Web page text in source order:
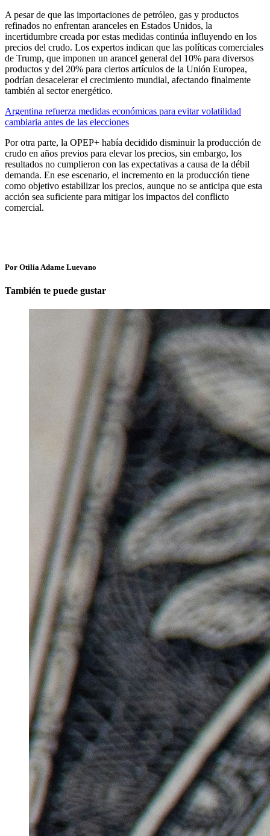
A pesar de que las importaciones de petróleo, gas y productos
refinados no enfrentan aranceles en Estados Unidos, la
incertidumbre creada por estas medidas continúa influyendo en los
precios del crudo. Los expertos indican que las políticas comerciales
de Trump, que imponen un arancel general del 10% para diversos
productos y del 20% para ciertos artículos de la Unión Europea,
podrían desacelerar el crecimiento mundial, afectando finalmente
también al sector energético.
Argentina refuerza medidas económicas para evitar volatilidad
cambiaria antes de las elecciones
Por otra parte, la OPEP+ había decidido disminuir la producción de
crudo en años previos para elevar los precios, sin embargo, los
resultados no cumplieron con las expectativas a causa de la débil
demanda. En ese escenario, el incremento en la producción tiene
como objetivo estabilizar los precios, aunque no se anticipa que esta
acción sea suficiente para mitigar los impactos del conflicto
comercial.
Por Otilia Adame Luevano
También te puede gustar